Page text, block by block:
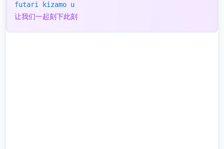
futari kizamo u
让我们一起刻下此刻